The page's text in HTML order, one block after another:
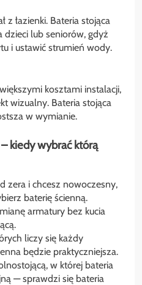
z łazienki. Bateria stojąca
lub seniorów, gdyż
i ustawić strumień wody.
kosztami instalacji,
wizualny. Bateria stojąca
w wymianie.
kiedy wybrać którą
zera i chcesz nowoczesny,
baterię ścienną.
armatury bez kucia
liczy się każdy
będzie praktyczniejsza.
w której bateria
— sprawdzi się bateria